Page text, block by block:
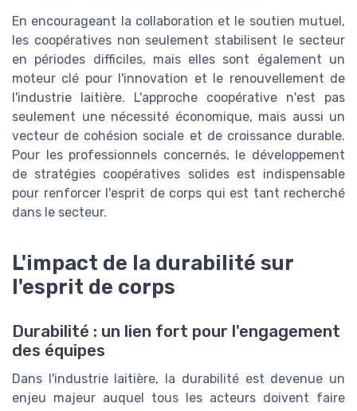
En encourageant la collaboration et le soutien mutuel,
les coopératives non seulement stabilisent le secteur
en périodes difficiles, mais elles sont également un
moteur clé pour l'innovation et le renouvellement de
l'industrie laitière. L'approche coopérative n'est pas
seulement une nécessité économique, mais aussi un
vecteur de cohésion sociale et de croissance durable.
Pour les professionnels concernés, le développement
de stratégies coopératives solides est indispensable
pour renforcer l'esprit de corps qui est tant recherché
dans le secteur.
L'impact de la durabilité sur
l'esprit de corps
Durabilité : un lien fort pour l'engagement
des équipes
Dans l'industrie laitière, la durabilité est devenue un
enjeu majeur auquel tous les acteurs doivent faire